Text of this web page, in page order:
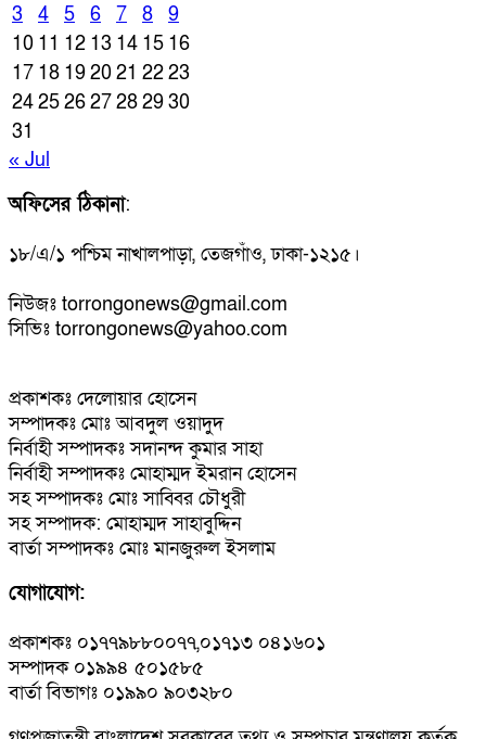
3
4 5 6 7 8
9
10 11 12 13 14 15 16
17 18 192021 2223
24252627282930
31
« Jul
অফিসের ঠিকানা:
১৮/এ/১ পশ্চিম নাখালপাড়া, তেজগাঁও, ঢাকা-১২১৫।
নিউজঃ torrongonews@gmail.com
সিভিঃ torrongonews@yahoo.com
প্রকাশকঃ দেলোয়ার হোসেন
সম্পাদকঃ মোঃ আবদুল ওয়াদুদ
নির্বাহী সম্পাদকঃ সদানন্দ কুমার সাহা
নির্বাহী সম্পাদকঃ মোহাম্মদ ইমরান হোসেন
সহ সম্পাদকঃ মোঃ সাব্বির চৌধুরী
সহ সম্পাদক: মোহাম্মদ সাহাবুদ্দিন
বার্তা সম্পাদকঃ মোঃ মানজুরুল ইসলাম
যোগাযোগ:
প্রকাশকঃ ০১৭৭৯৮৮০০৭৭,০১৭১৩ ০৪১৬০১
সম্পাদক ০১৯৯৪ ৫০১৫৮৫
বার্তা বিভাগঃ ০১৯৯০ ৯০৩২৮০